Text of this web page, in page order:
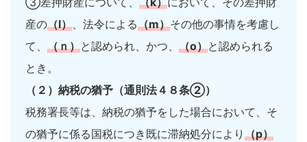
産の（l）、法令による（m）その他の事情を考慮し
て、（ｎ）と認められ、かつ、（o）と認められる
とき。
（２）納税の猶予（通則法４８条②）
税務署長等は、納税の猶予をした場合において、そ
の猶予に係る国税につき既に滞納処分により（p）